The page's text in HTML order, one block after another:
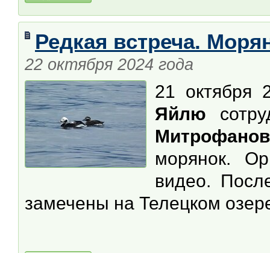
Редкая встреча.
22 октября 2024 года
21 октября
Яйлю
Митрофанов
морянок.
видео.
замечены на Телецком